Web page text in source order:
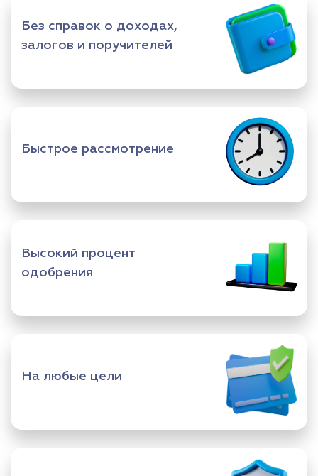
Без справок о доходах,
залогов и поручителей
Быстрое рассмотрение
Высокий процент
одобрения
На любые цели